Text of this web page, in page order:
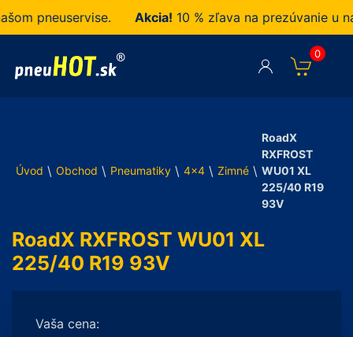
pneuservise. Akcia!10 % zľava na prezúvanie u nás
0
Úvod \ Obchod \ Pneumatiky \ 4x4 \ Zimné \
RoadX
RXFROST
WU01 XL
225/40 R19
93V
RoadX RXFROST WU01 XL
225/40 R19 93V
Vaša cena: